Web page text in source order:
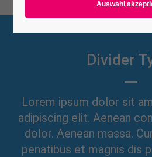
Support
24h/ 365days
We offer support for our customers
Divider
Lorem ipsum dolor sit
adipiscing elit. Aenean
dolor. Aenean massa.
penatibus et magnis dis